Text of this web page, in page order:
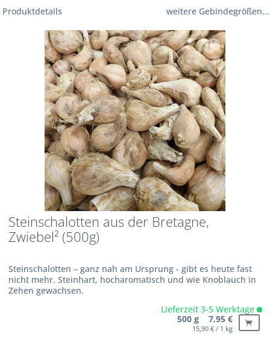
Produktdetails weitere Gebindegrößen...
Steinschalotten aus der Bretagne,
Zwiebel² (500g)
Steinschalotten – ganz nah am Ursprung - gibt es heute fast
nicht mehr. Steinhart, hocharomatisch und wie Knoblauch in
Zehen gewachsen.
Lieferzeit 3-5 Werktage
500 g 7,95 €
15,90 € / 1 kg